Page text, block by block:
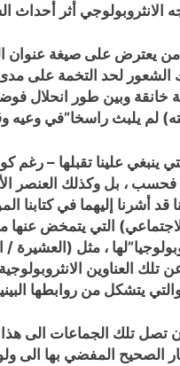
الانثروبولوجي أثر
يعترض على صيغة عنوان
خانقة وبين طور انحلال
لم يلبث راسخا”في وعيه
ينبغي علينا تقبلها –
، بل وكذلك العنصر
قد أشرنا إليهما في كتابنا
التي يتمخض
، مثل (العشيرة
تلك العناوين
يتشكل من روابطها
تصل تلك الجماعات الى
الصحيح المفضي بها الى